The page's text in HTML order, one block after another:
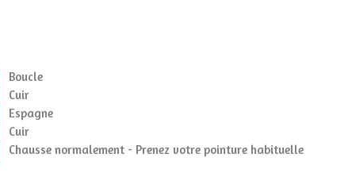
Boucle
Cuir
Espagne
Cuir
Chausse normalement - Prenez votre pointure habituelle